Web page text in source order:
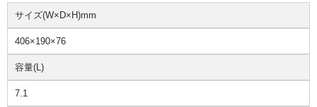
サイズ(W×D×H)mm
406×190×76
容量(L)
7.1